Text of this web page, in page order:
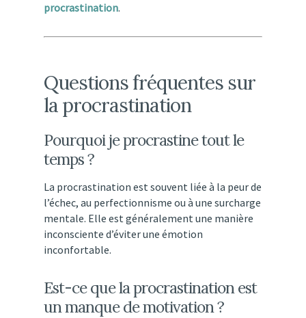
procrastination.
Questionsfréquentes sur
laprocrastination
Pourquoijeprocrastinetoutle
temps ?
La procrastination estsouvent liée à la peurde
l’échec, au perfectionnisme ou à une surcharge
mentale. Elle estgénéralementune manière
inconsciente d’éviterune émotion
inconfortable.
Est-cequelaprocrastinationest
unmanquedemotivation ?